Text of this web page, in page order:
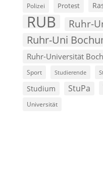
Polizei Protest
RUB Ruhr-
Ruhr-Uni
Ruhr-Universität
Sport Studierende
Studium StuPa
Universität